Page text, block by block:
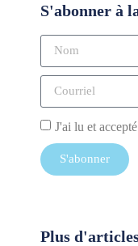
S'abonner à
J'ai lu et
S'abonner
Plus